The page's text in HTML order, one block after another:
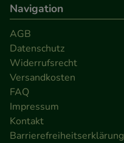
Navigation
AGB
Datenschutz
Widerrufsrecht
Versandkosten
FAQ
Impressum
Kontakt
Barrierefreiheitserklärung